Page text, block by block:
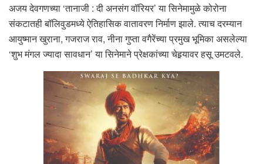
अजय देवगणच्या ‘तानाजी : दी अनसंग वॉरियर’ या सिनेमामुळे कोरोना
संकटातही बॉलिवुडमध्ये ऐतिहासिक वातावरण निर्माण झाले. त्याच दरम्यान
आयुष्मान खुराना, गजराज राव, नीना गुप्ता वगैरेंच्या प्रमुख भूमिका असलेल्या
‘शुभ मंगल ज्यादा सावधान’ या सिनेमाने प्रेक्षकांच्या चेहर्‍यावर हसू उमटवले.